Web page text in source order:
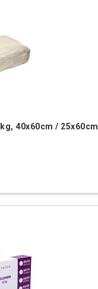
40x60cm / 25x60cm